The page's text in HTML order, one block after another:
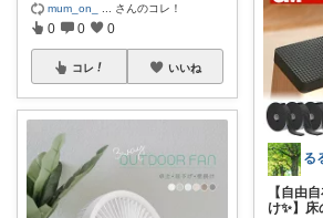
mum_on_ さんのコレ！
0 0 0
コレ いいね
【自由
け✨】床